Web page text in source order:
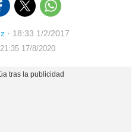
· 18:33 1/2/2017
17/8/2020